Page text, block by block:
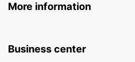
More information
Business center